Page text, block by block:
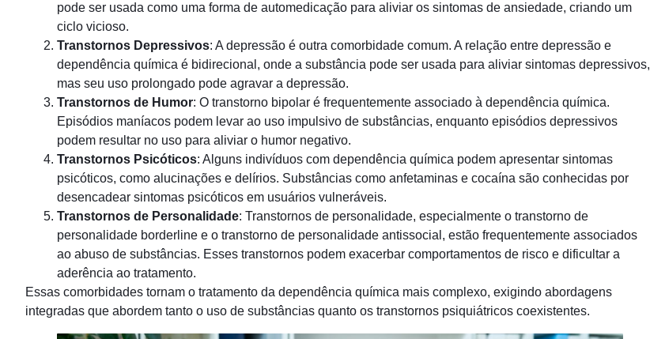
pode ser usada como uma forma de automedicação para aliviar os sintomas de ansiedade, criando um
ciclo vicioso.
Transtornos Depressivos: A depressão é outra comorbidade comum. A relação entre depressão e
dependência química é bidirecional, onde a substância pode ser usada para aliviar sintomas depressivos,
mas seu uso prolongado pode agravar a depressão.
Transtornos de Humor: O transtorno bipolar é frequentemente associado à dependência química.
Episódios maníacos podem levar ao uso impulsivo de substâncias, enquanto episódios depressivos
podem resultar no uso para aliviar o humor negativo.
Transtornos Psicóticos: Alguns indivíduos com dependência química podem apresentar sintomas
psicóticos, como alucinações e delírios. Substâncias como anfetaminas e cocaína são conhecidas por
desencadear sintomas psicóticos em usuários vulneráveis.
Transtornos de Personalidade: Transtornos de personalidade, especialmente o transtorno de
personalidade borderline e o transtorno de personalidade antissocial, estão frequentemente associados
ao abuso de substâncias. Esses transtornos podem exacerbar comportamentos de risco e dificultar a
aderência ao tratamento.
Essas comorbidades tornam o tratamento da dependência química mais complexo, exigindo abordagens
integradas que abordem tanto o uso de substâncias quanto os transtornos psiquiátricos coexistentes.